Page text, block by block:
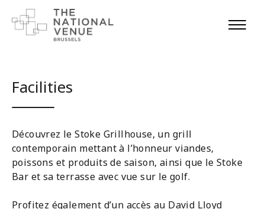
Facilities
Découvrez le Stoke Grillhouse, un grill
contemporain mettant à l’honneur viandes,
poissons et produits de saison, ainsi que le Stoke
Bar et sa terrasse avec vue sur le golf.
Profitez également d’un accès au David Lloyd